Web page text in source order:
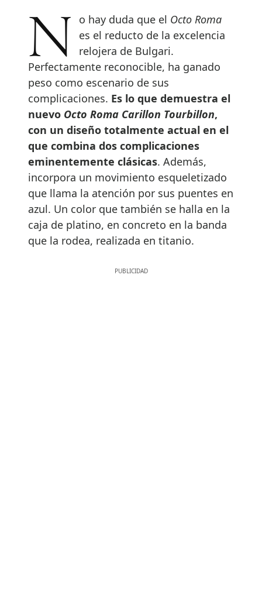
No hay duda que el Octo Roma
es el reducto de la excelencia
relojera de Bulgari.
Perfectamente reconocible, ha ganado
peso como escenario de sus
complicaciones. Es lo que demuestra el
nuevo Octo Roma Carillon Tourbillon,
con un diseño totalmente actual en el
que combina dos complicaciones
eminentemente clásicas. Además,
incorpora un movimiento esqueletizado
que llama la atención por sus puentes en
azul. Un color que también se halla en la
caja de platino, en concreto en la banda
que la rodea, realizada en titanio.